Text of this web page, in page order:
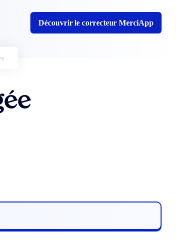
Découvrir le correcteur MerciApp